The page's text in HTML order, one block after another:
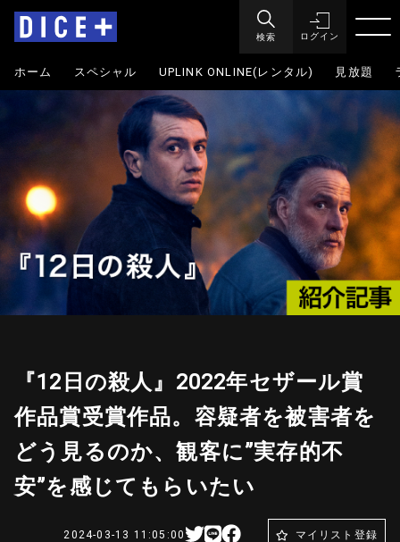
検索 ログイン
ホーム スペシャル UPLINK ONLINE(レンタル) 見放題
『12日の殺人』2022年セザール賞
作品賞受賞作品。容疑者を被害者を
どう見るのか、観客に”実存的不
安”を感じてもらいたい
2024-03-13 11:05:00 マイリスト登録